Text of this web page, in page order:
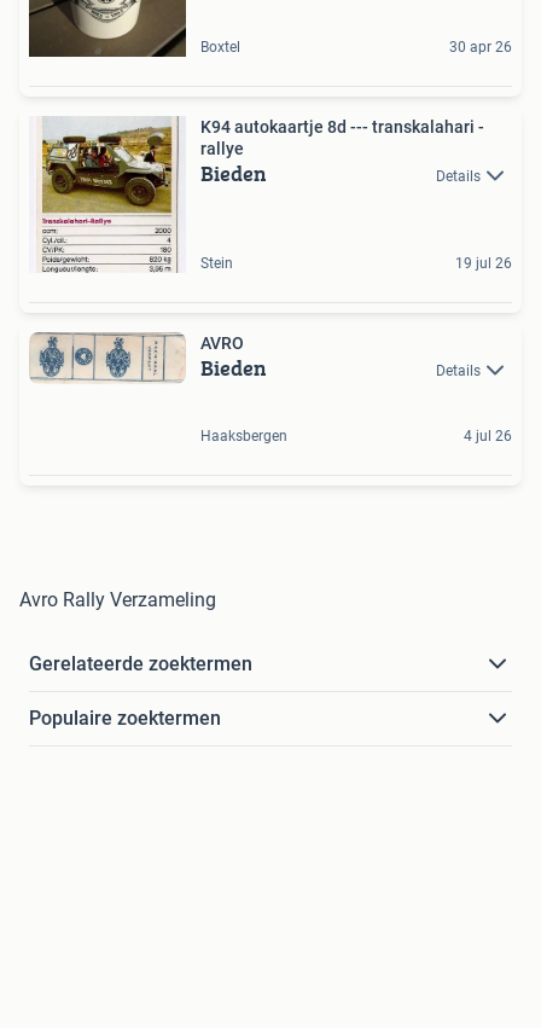
Boxtel 30 apr 26
K94 autokaartje 8d --- transkalahari -
rallye
Bieden Details
Stein 19 jul 26
AVRO
Bieden Details
Haaksbergen 4 jul 26
Avro Rally Verzameling
Gerelateerde zoektermen
Populaire zoektermen